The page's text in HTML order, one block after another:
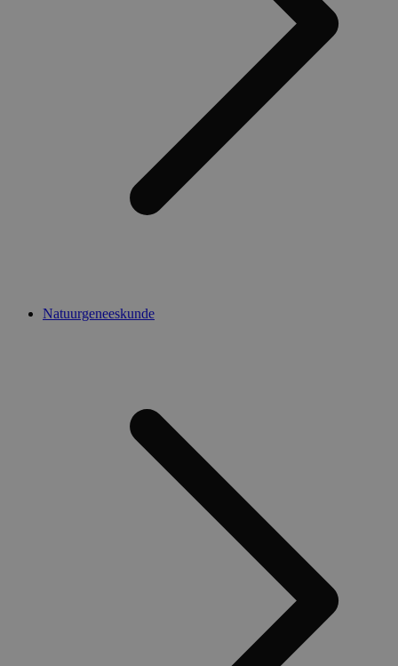
Natuurgeneeskunde